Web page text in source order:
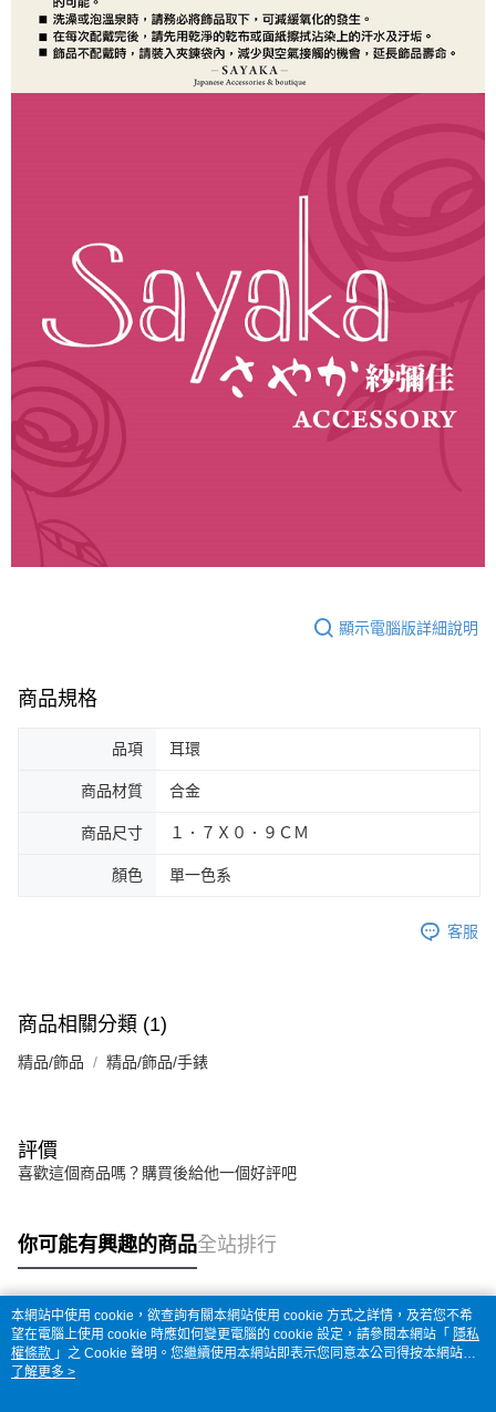
顯示電腦版詳細說明
商品規格
品項 耳環
商品材質 合金
商品尺寸 １．７Ｘ０．９ＣＭ
顏色 單一色系
客服
商品相關分類 (1)
精品/飾品 精品/飾品/手錶
評價
喜歡這個商品嗎？購買後給他一個好評吧
你可能有興趣的商品全站排行
熱門標籤
本網站中使用 cookie，欲查詢有關本網站使用 cookie 方式之詳情，及若您不希
望在電腦上使用 cookie 時應如何變更電腦的 cookie 設定，請參閱本網站「 隱私
權條款 」之 Cookie 聲明。您繼續使用本網站即表示您同意本公司得按本網站使
用條款之 Cookie 聲明使用 cookie。
了解更多 >